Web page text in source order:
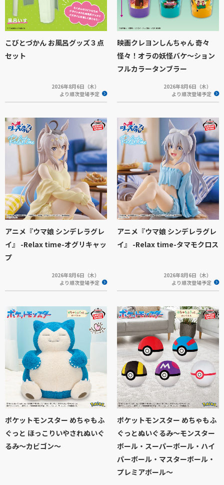
こびとづかん お風呂グッズ３点
セット
2026年8月6日（木）
より順次登場予定
映画クレヨンしんちゃん 奇々
怪々！オラの妖怪バケ～ション
フルカラータンブラー
2026年8月6日（木）
より順次登場予定
アニメ『ウマ娘 シンデレラグレ
イ』 -Relax time-オグリキャッ
プ
2026年8月6日（木）
より順次登場予定
アニメ『ウマ娘 シンデレラグレ
イ』 -Relax time-タマモクロス
2026年8月6日（木）
より順次登場予定
ポケットモンスター めちゃもふ
ぐっと ほっこりいやされぬいぐ
るみ～カビゴン～
ポケットモンスター めちゃもふ
ぐっとぬいぐるみ～モンスター
ボール・スーパーボール・ハイ
パーボール・マスターボール・
プレミアボール～